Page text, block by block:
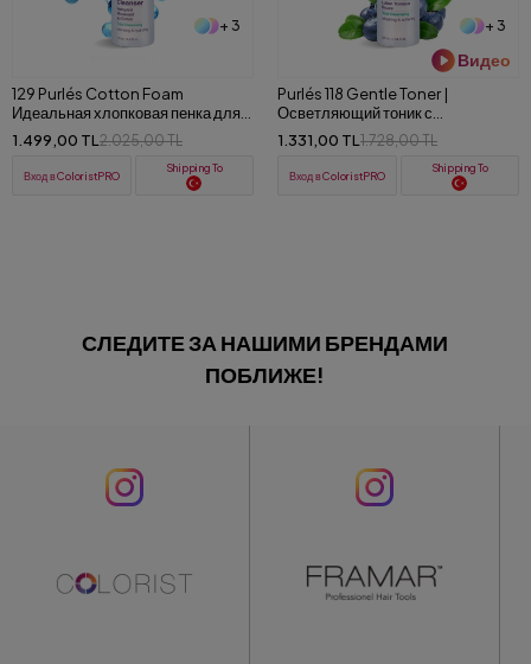
+ 3
129 Purlés Cotton Foam
Идеальная хлопковая пенка для
очищения 125 ml
1.499,00 TL 2.025,00 TL
Вход в ColoristPRO
Shipping To
+ 3
Видео
Purlés 118 Gentle Toner |
Осветляющий тоник с
натуральными АНА-кислотами и
гидролатом флердоранжа 200 ml
1.331,00 TL 1.728,00 TL
Вход в ColoristPRO
Shipping To
СЛЕДИТЕ ЗА НАШИМИ БРЕНДАМИ
ПОБЛИЖЕ!